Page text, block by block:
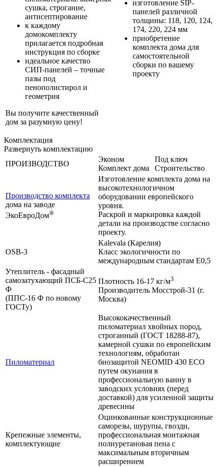
сушка, строгание,
антисептирование
к каждому
домокомплекту
прилагается подробная
инструкция по сборке
идеальное качество
СИП-панелей – точные
пазы под
пенополистирол и
геометрия
Вы получите качественный
дом за разумную цену!
изготовление SIP-
панелей различной
толщины: 118, 120, 124,
174, 220, 224 мм
приобретение
комплекта дома для
самостоятельной
сборки по вашему
проекту
Комплектация
Развернуть комплектацию
ПРОИЗВОДСТВО
Эконом
Комплект дома
Под ключ
Строительство
Производство комплекта
дома на заводе
ЭкоЕвроДом®
Изготовление комплекта дома на
высокотехнологичном
оборудовании европейского
уровня.
Раскрой и маркировка каждой
детали на производстве согласно
проекту.
OSB-3
Kalevala (Карелия)
Класс экологичности по
международным стандартам Е0,5
Утеплитель - фасадный
самозатухающий ПСБ-С25
Ф
(ППС-16 Ф по новому
ГОСТу)
Плотность 16-17 кг/м3
Производитель Мосстрой-31 (г.
Москва)
Пиломатериал
Высококачественный
пиломатериал хвойных пород,
строганный (ГОСТ 18288-87),
камерной сушки по европейским
технологиям, обработан
биозащитой NEOMID 430 ЕСО
путем окунания в
профессиональную ванну в
заводских условиях (перед
доставкой) для усиленной защиты
древесины
Крепежные элементы,
комплектующие
Оцинкованные конструкционные
саморезы, шурупы, гвозди,
профессиональная монтажная
полиуретановая пена с
максимальным вторичным
расширением